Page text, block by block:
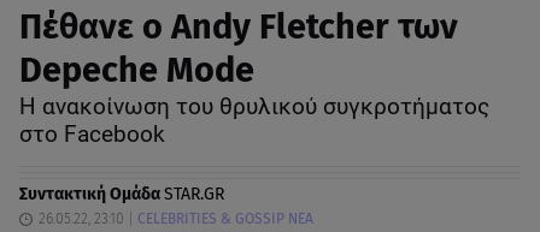
Πέθανε ο Andy Fletcher των
Depeche Mode
Η ανακοίνωση του θρυλικού συγκροτήματος
στο Facebook
Συντακτική ΟμάδαSTAR.GR
26.05.22, 23:10
CELEBRITIES & GOSSIP ΝΕΑ